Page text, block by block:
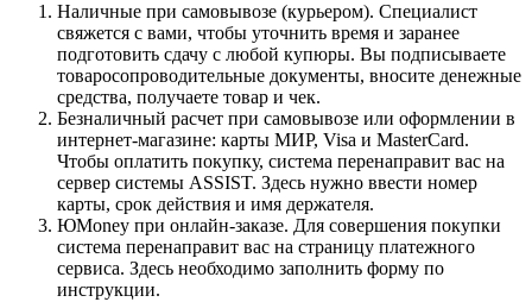
Наличные при самовывозе (курьером). Специалист
свяжется с вами, чтобы уточнить время и заранее
подготовить сдачу с любой купюры. Вы подписываете
товаросопроводительные документы, вносите денежные
средства, получаете товар и чек.
Безналичный расчет при самовывозе или оформлении в
интернет-магазине: карты МИР, Visa и MasterCard.
Чтобы оплатить покупку, система перенаправит вас на
сервер системы ASSIST. Здесь нужно ввести номер
карты, срок действия и имя держателя.
ЮMoney при онлайн-заказе. Для совершения покупки
система перенаправит вас на страницу платежного
сервиса. Здесь необходимо заполнить форму по
инструкции.